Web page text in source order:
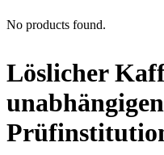
No products found.
Löslicher
unabhängigen